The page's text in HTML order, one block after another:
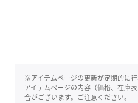
※アイテムページの更新が定期的に
アイテムページの内容（価格、在庫
合がございます。ご注意ください。